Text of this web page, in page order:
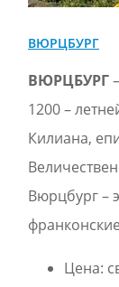
ВЮРЦБУРГ
ВЮРЦБУРГ
1200 –
Килиана,
Вюрцбург –
Цена: